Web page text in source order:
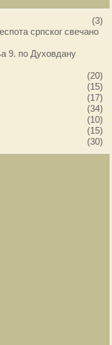
(3)
српског свечано
9. по Духовдану
(20)
(15)
(17)
(34)
(10)
(15)
(30)